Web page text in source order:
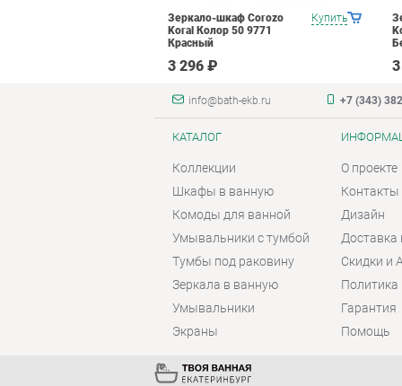
Купить
Зеркало-шкаф Corozo
Koral Колор 50 9771
Красный
3 296 ₽
info@bath-ekb.ru +7 (343)
КАТАЛОГ
Коллекции
Шкафы в ванную
Комоды для ванной
Умывальники с тумбой
Тумбы под раковину
Зеркала в ванную
Умывальники
Экраны
О проекте
Контакты
Дизайн
Доставка
Скидки и
Политика
Гарантия
Помощь